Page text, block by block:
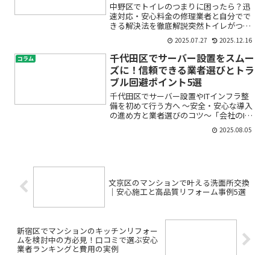
中野区でトイレのつまりに困ったら？迅
速対応・安心料金の修理業者と自分でで
きる解決法を徹底解説突然トイレがつま
ってしまい、水が流れない……。そんな
時、とても焦りますよね。中野区にお住
まいの方の中には、「どこに連絡したら
いいの？」「業者は高額請...
2025.07.27 2025.12.16
コラム
千代田区でサーバー設置をスムー
ズに！信頼できる業者選びとトラ
ブル回避ポイント5選
千代田区でサーバー設置やITインフラ整
備を初めて行う方へ 〜安全・安心な導入
の進め方と業者選びのコツ〜「会社のIT
環境を整備しなければならないけれど、
何から始めればいいのかわからない」
2025.08.05
文京区のマンションで叶える洗面所交換
｜安心施工と高品質リフォーム事例5選
新宿区でマンションのキッチンリフォー
ムを検討中の方必見！口コミで選ぶ安心
業者ランキングと費用の実例